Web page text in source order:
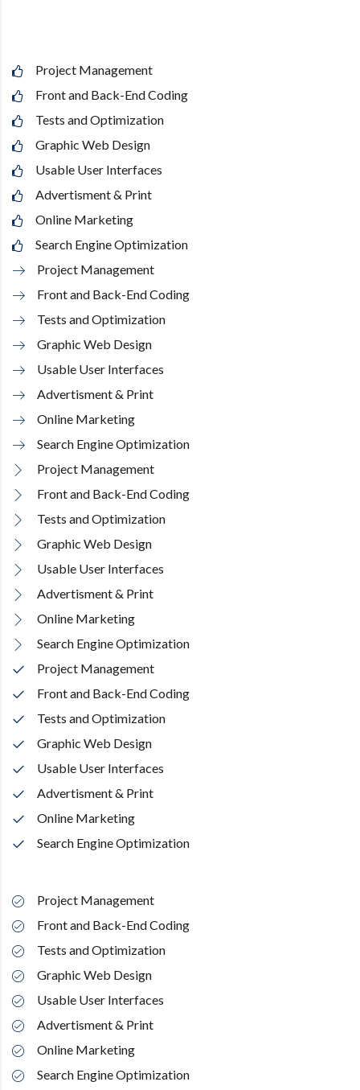
Project Management
Front and Back-End Coding
Tests and Optimization
Graphic Web Design
Usable User Interfaces
Advertisment & Print
Online Marketing
Search Engine Optimization
Project Management
Front and Back-End Coding
Tests and Optimization
Graphic Web Design
Usable User Interfaces
Advertisment & Print
Online Marketing
Search Engine Optimization
Project Management
Front and Back-End Coding
Tests and Optimization
Graphic Web Design
Usable User Interfaces
Advertisment & Print
Online Marketing
Search Engine Optimization
Project Management
Front and Back-End Coding
Tests and Optimization
Graphic Web Design
Usable User Interfaces
Advertisment & Print
Online Marketing
Search Engine Optimization
Project Management
Front and Back-End Coding
Tests and Optimization
Graphic Web Design
Usable User Interfaces
Advertisment & Print
Online Marketing
Search Engine Optimization